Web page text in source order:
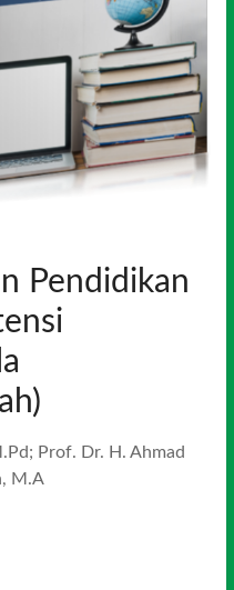
Pendidikan
Prof. Dr. H. Ahmad
M.A